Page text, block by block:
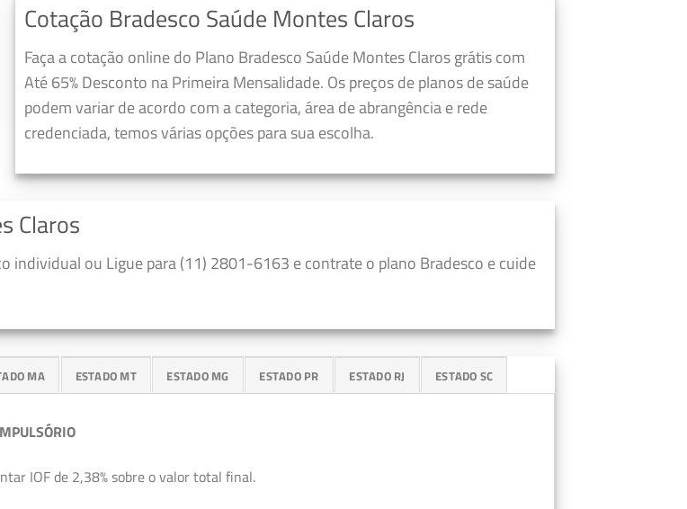
Cotação Bradesco Saúde Montes Claros
Faça a cotação online do Plano Bradesco Saúde Montes Claros grátis com
Até 65% Desconto na Primeira Mensalidade. Os preços de planos de saúde
podem variar de acordo com a categoria, área de abrangência e rede
credenciada, temos várias opções para sua escolha.
Claros
individual ou Ligue para (11) 2801-6163 e contrate o plano Bradesco e cuide
MA ESTADO MT ESTADO MG ESTADO PR ESTADO RJ ESTADO SC
IOF de 2,38% sobre o valor total final.